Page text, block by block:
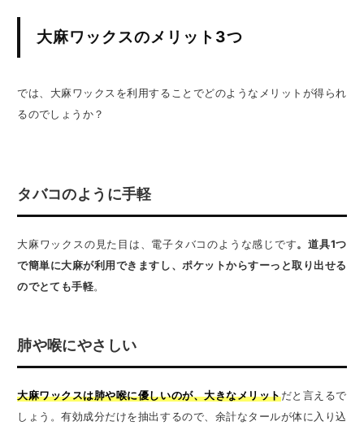
大麻ワックスのメリット3つ
では、大麻ワックスを利用することでどのようなメリットが得られ
るのでしょうか？
タバコのように手軽
大麻ワックスの見た目は、電子タバコのような感じです。道具1つ
で簡単に大麻が利用できますし、ポケットからすーっと取り出せる
のでとても手軽。
肺や喉にやさしい
大麻ワックスは肺や喉に優しいのが、大きなメリットだと言えるで
しょう。有効成分だけを抽出するので、余計なタールが体に入り込